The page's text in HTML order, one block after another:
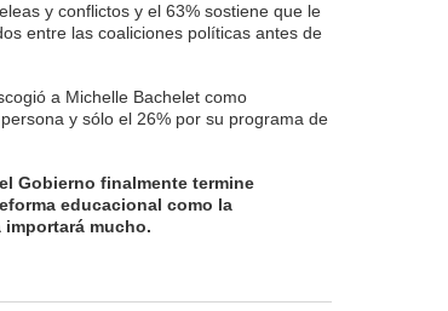
y conflictos y el 63% sostiene que le
entre las coaliciones políticas antes de
a Michelle Bachelet como
y sólo el 26% por su programa de
Gobierno finalmente termine
educacional como la
mucho.